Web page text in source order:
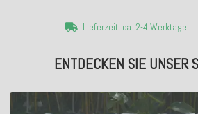
Lieferzeit: ca. 2-4 Werktage
ENTDECKEN SIE UNSER